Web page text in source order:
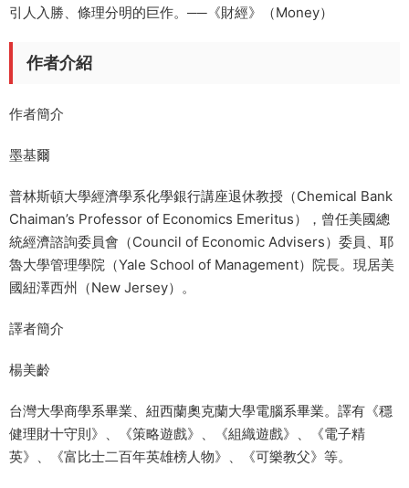
引人入勝、條理分明的巨作。──《財經》（Money）
作者介紹
作者簡介
墨基爾
普林斯頓大學經濟學系化學銀行講座退休教授（Chemical Bank
Chaiman’s Professor of Economics Emeritus），曾任美國總
統經濟諮詢委員會（Council of Economic Advisers）委員、耶
魯大學管理學院（Yale School of Management）院長。現居美
國紐澤西州（New Jersey）。
譯者簡介
楊美齡
台灣大學商學系畢業、紐西蘭奧克蘭大學電腦系畢業。譯有《穩
健理財十守則》、《策略遊戲》、《組織遊戲》、《電子精
英》、《富比士二百年英雄榜人物》、《可樂教父》等。